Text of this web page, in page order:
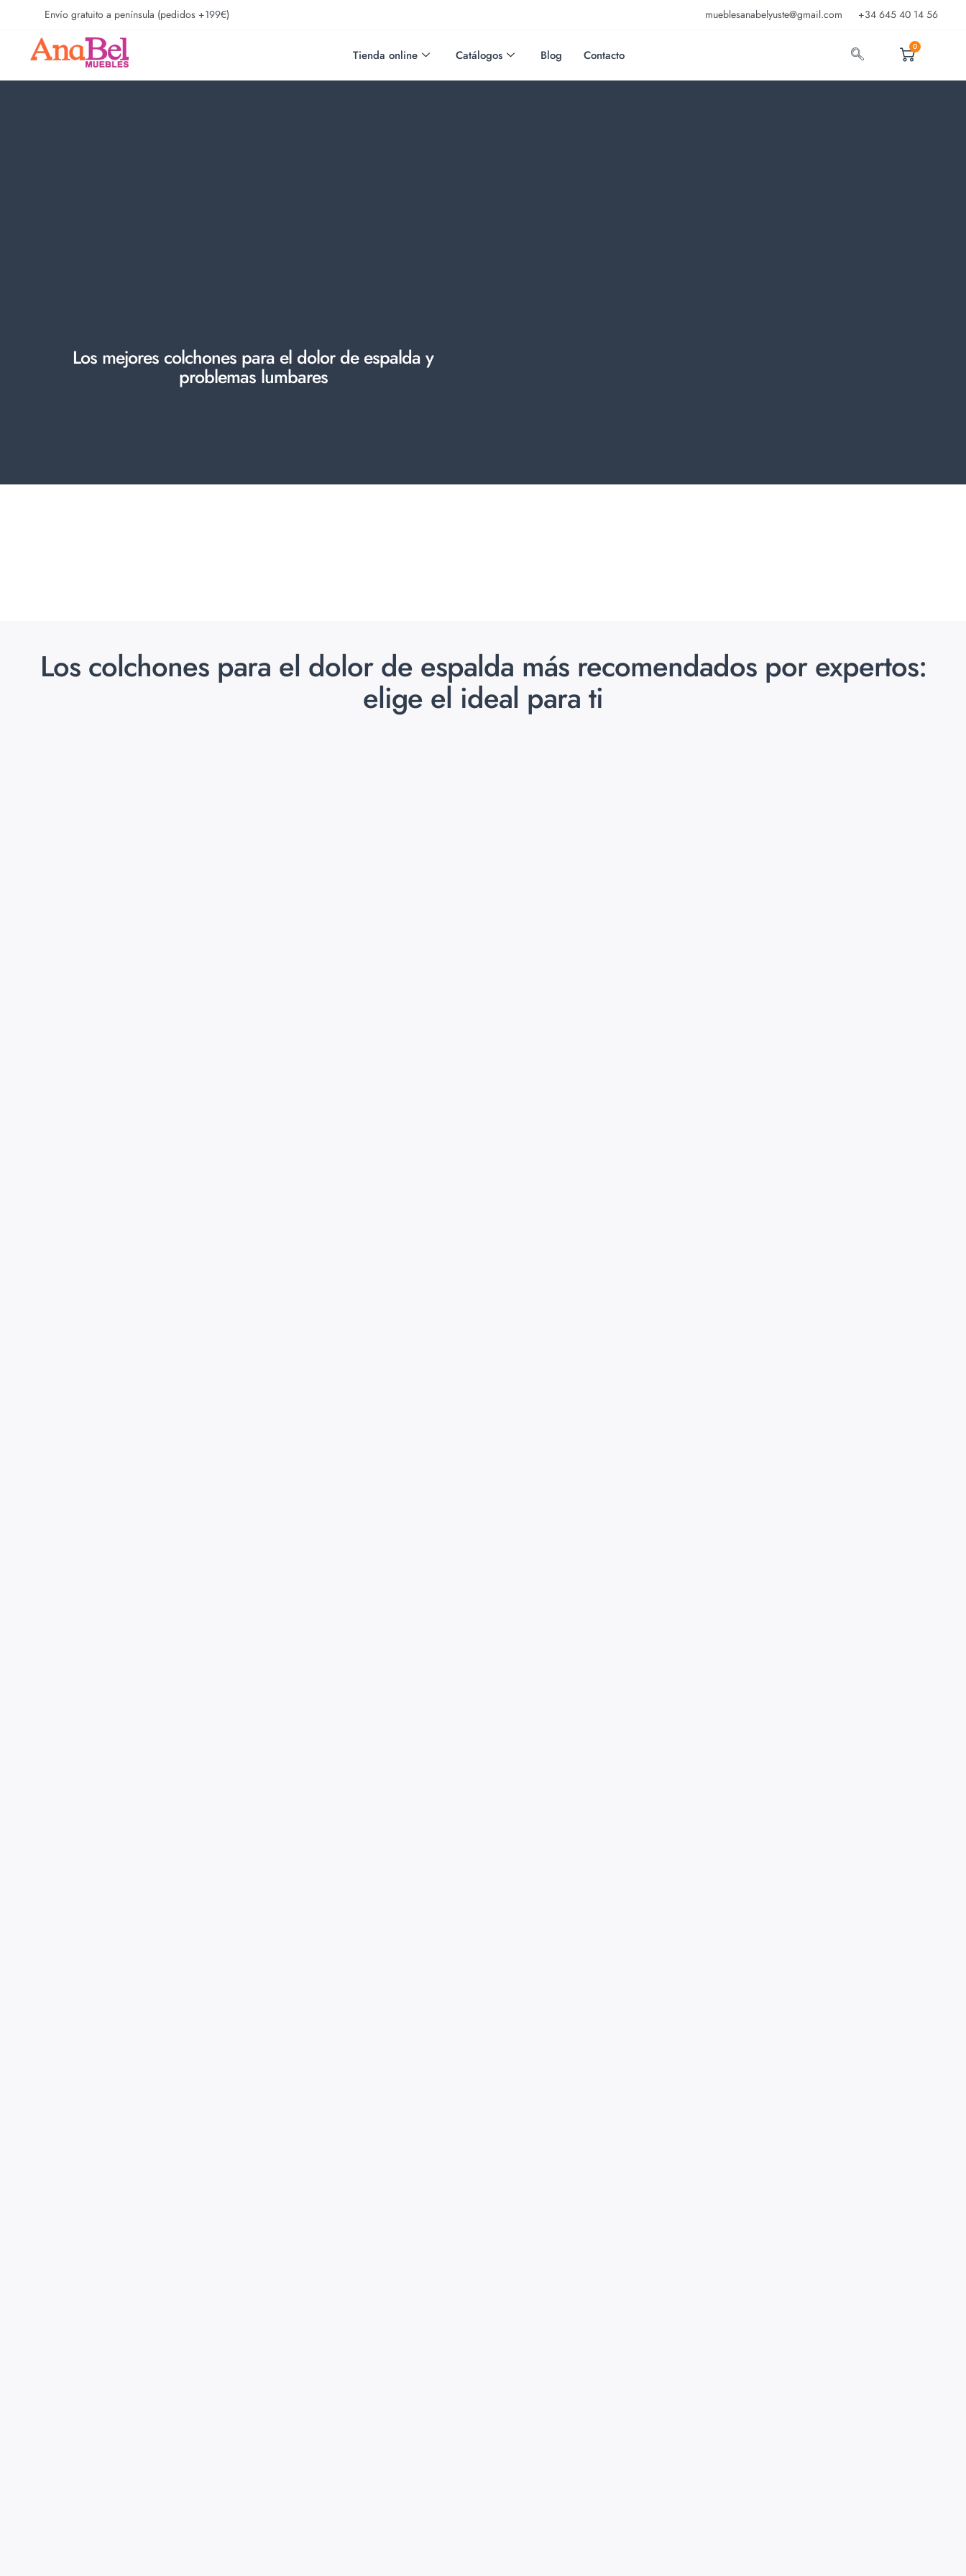
Envío gratuito a península (pedidos +199€) mueblesanabelyuste@gmail.com +34 645 40 14 56
Tienda online Catálogos Blog Contacto
0
Los mejores colchones para el dolor de espalda y
problemas lumbares
Los colchones para el dolor de espalda más recomendados por expertos:
elige el ideal para ti